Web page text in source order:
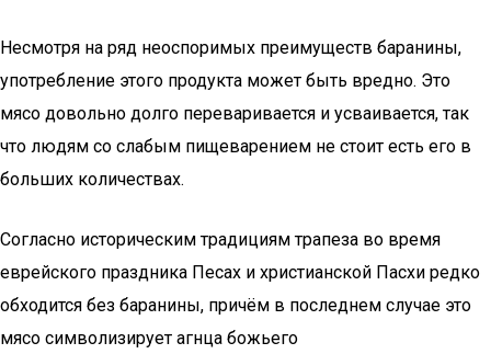
Несмотря на ряд неоспоримых преимуществ баранины,
употребление этого продукта может быть вредно. Это
мясо довольно долго переваривается и усваивается, так
что людям со слабым пищеварением не стоит есть его в
больших количествах.
Согласно историческим традициям трапеза во время
еврейского праздника Песах и христианской Пасхи редко
обходится без баранины, причём в последнем случае это
мясо символизирует агнца божьего